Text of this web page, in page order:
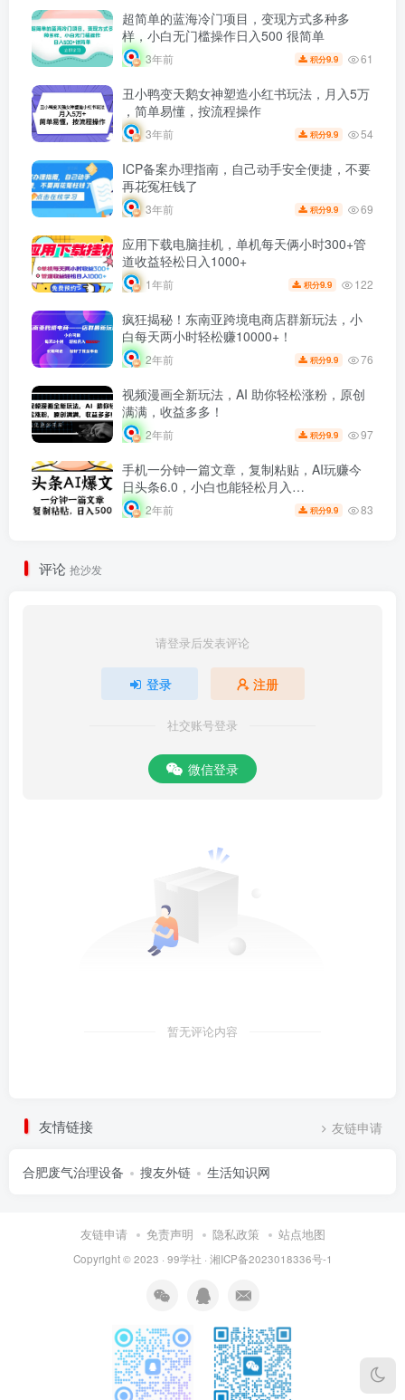
超简单的蓝海冷门项目，变现方式多种多
样，小白无门槛操作日入500 很简单
3年前 积分9.9 61
丑小鸭变天鹅女神塑造小红书玩法，月入5万
，简单易懂，按流程操作
3年前 积分9.9 54
ICP备案办理指南，自己动手安全便捷，不要
再花冤枉钱了
3年前 积分9.9 69
应用下载电脑挂机，单机每天俩小时300+管
道收益轻松日入1000+
1年前 积分9.9 122
疯狂揭秘！东南亚跨境电商店群新玩法，小
白每天两小时轻松赚10000+！
2年前 积分9.9 76
视频漫画全新玩法，AI 助你轻松涨粉，原创
满满，收益多多！
2年前 积分9.9 97
手机一分钟一篇文章，复制粘贴，AI玩赚今
日头条6.0，小白也能轻松月入…
2年前 积分9.9 83
评论 抢沙发
请登录后发表评论
登录 注册
社交账号登录
微信登录
暂无评论内容
友情链接 友链申请
合肥废气治理设备 搜友外链 生活知识网
友链申请 免责声明 隐私政策 站点地图
Copyright © 2023 · 99学社 · 湘ICP备2023018336号-1